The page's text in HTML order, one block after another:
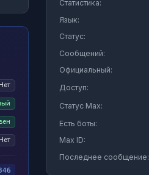
Статистика:
Язык:
Статус:
Сообщений:
Официальный:
Доступ:
Статус Max:
Есть боты:
Max ID:
Последнее сообщение: